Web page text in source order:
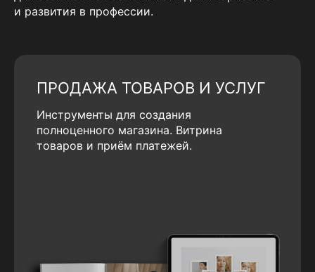
и развития в профессии.
ПРОДАЖА ТОВАРОВ И УСЛУГ
Инструменты для создания
полноценного магазина. Витрина
товаров и приём платежей.